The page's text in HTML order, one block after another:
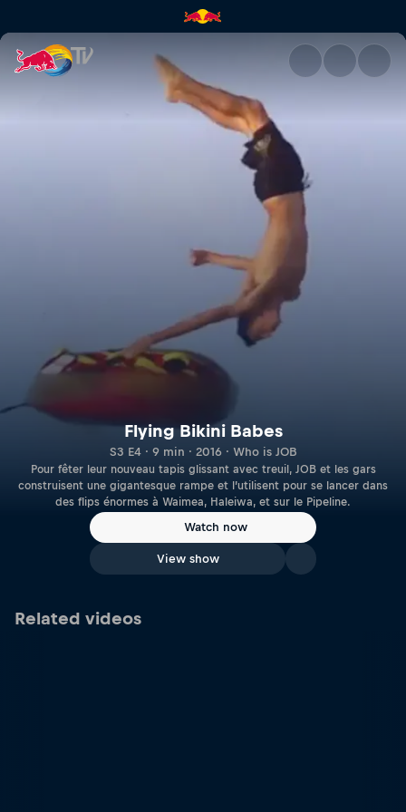
Flying Bikini Babes | Red Bull
Flying Bikini Babes
S3 E4 · 9 min · 2016 · Who is JOB
Pour fêter leur nouveau tapis glissant avec treuil, JOB et les gars
construisent une gigantesque rampe et l’utilisent pour se lancer dans
des flips énormes à Waimea, Haleiwa, et sur le Pipeline.
Watch now
View show
Related videos